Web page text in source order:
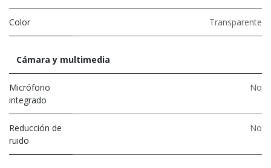
Color Transparente
Cámara y multimedia
Micrófono
integrado
No
Reducción de
ruido
No